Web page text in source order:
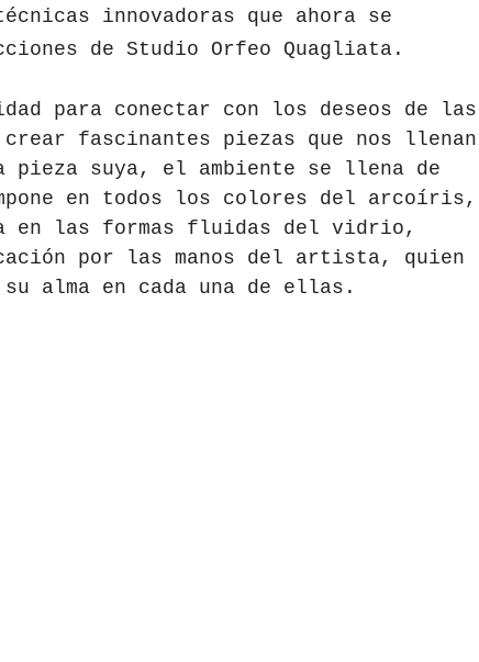
innovadoras que ahora se
de Studio Orfeo Quagliata.
para conectar con los deseos de las
fascinantes piezas que nos llenan
pieza suya, el ambiente se llena de
en todos los colores del arcoíris,
en las formas fluidas del vidrio,
por las manos del artista, quien
alma en cada una de ellas.